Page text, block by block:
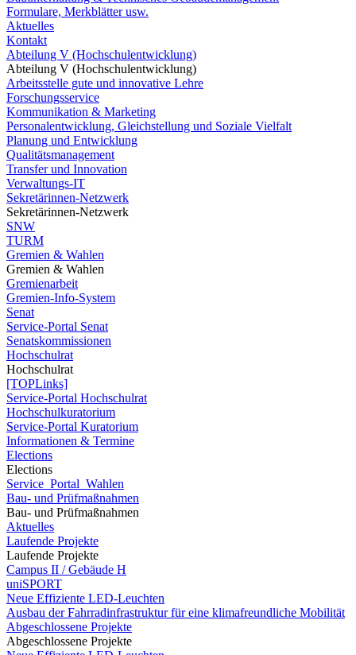
Formulare, Merkblätter usw.
Aktuelles
Kontakt
Abteilung V (Hochschulentwicklung)
Abteilung V (Hochschulentwicklung)
Arbeitsstelle gute und innovative Lehre
Forschungsservice
Kommunikation & Marketing
Personalentwicklung, Gleichstellung und Soziale Vielfalt
Planung und Entwicklung
Qualitätsmanagement
Transfer und Innovation
Verwaltungs-IT
Sekretärinnen-Netzwerk
Sekretärinnen-Netzwerk
SNW
TURM
Gremien & Wahlen
Gremien & Wahlen
Gremienarbeit
Gremien-Info-System
Senat
Service-Portal Senat
Senatskommissionen
Hochschulrat
Hochschulrat
[TOPLinks]
Service-Portal Hochschulrat
Hochschulkuratorium
Service-Portal Kuratorium
Informationen & Termine
Elections
Elections
Service_Portal_Wahlen
Bau- und Prüfmaßnahmen
Bau- und Prüfmaßnahmen
Aktuelles
Laufende Projekte
Laufende Projekte
Campus II / Gebäude H
uniSPORT
Neue Effiziente LED-Leuchten
Ausbau der Fahrradinfrastruktur für eine klimafreundliche Mobilität
Abgeschlossene Projekte
Abgeschlossene Projekte